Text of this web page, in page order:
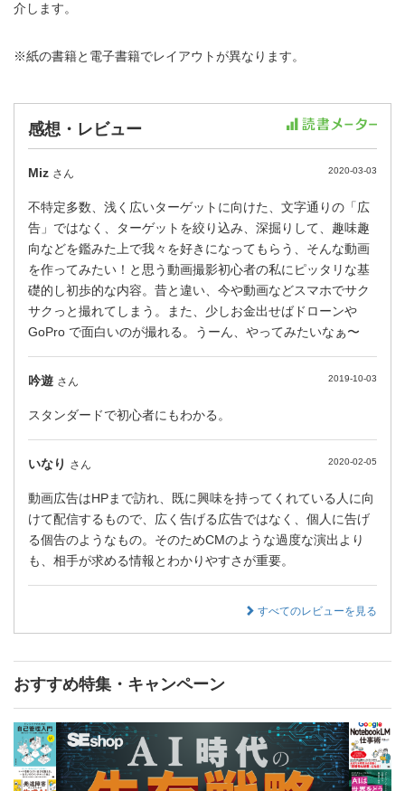
介します。
※紙の書籍と電子書籍でレイアウトが異なります。
感想・レビュー
Miz さん 2020-03-03
不特定多数、浅く広いターゲットに向けた、文字通りの「広
告」ではなく、ターゲットを絞り込み、深掘りして、趣味趣
向などを鑑みた上で我々を好きになってもらう、そんな動画
を作ってみたい！と思う動画撮影初心者の私にピッタリな基
礎的し初歩的な内容。昔と違い、今や動画などスマホでサク
サクっと撮れてしまう。また、少しお金出せばドローンや
GoPro で面白いのが撮れる。うーん、やってみたいなぁ〜
吟遊 さん 2019-10-03
スタンダードで初心者にもわかる。
いなり さん 2020-02-05
動画広告はHPまで訪れ、既に興味を持ってくれている人に向
けて配信するもので、広く告げる広告ではなく、個人に告げ
る個告のようなもの。そのためCMのような過度な演出より
も、相手が求める情報とわかりやすさが重要。
すべてのレビューを見る
おすすめ特集・キャンペーン